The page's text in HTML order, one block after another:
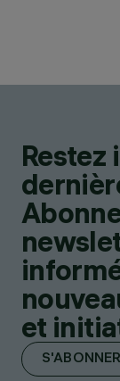
Restez
et
S'ABONNER